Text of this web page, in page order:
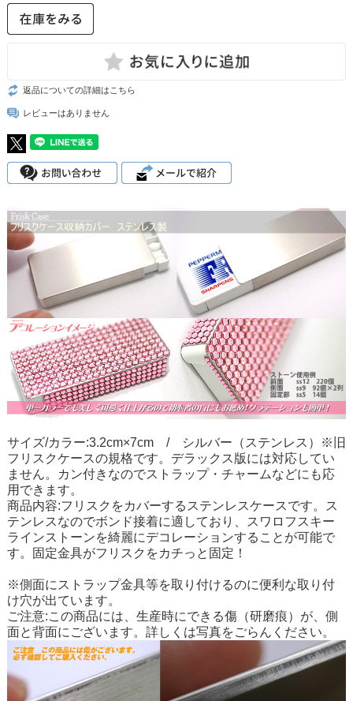
返品についての詳細はこちら
レビューはありません
サイズ/カラー:3.2cm×7cm / シルバー（ステンレス）※旧
フリスクケースの規格です。デラックス版には対応してい
ません。カン付きなのでストラップ・チャームなどにも応
用できます。
商品内容:フリスクをカバーするステンレスケースです。ス
テンレスなのでボンド接着に適しており、スワロフスキー
ラインストーンを綺麗にデコレーションすることが可能で
す。固定金具がフリスクをカチっと固定！
※側面にストラップ金具等を取り付けるのに便利な取り付
け穴が出ています。
ご注意:この商品には、生産時にできる傷（研磨痕）が、側
面と背面にございます。詳しくは写真をごらんください。